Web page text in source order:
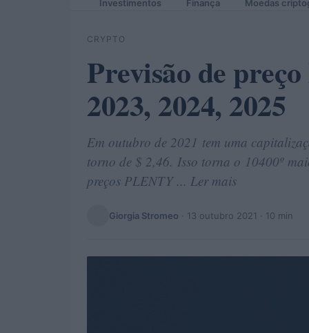
Investimentos Finança Moedas
CRYPTO
Previsão de
2023, 2024, 2025
Em outubro de 2021 tem uma
torno de $ 2,46. Isso torna o 10400º
preços PLENTY ... Ler mais
Giorgia Stromeo · 13 outubro 2021 · 10 min